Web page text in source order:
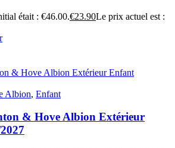
était : €46.00.€23.90Le prix actuel est :
Albion, Enfant
& Hove Albion Extérieur